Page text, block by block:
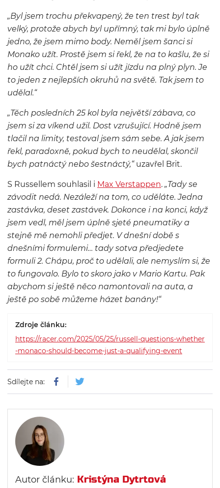
„Byl jsem trochu překvapený, že ten trest byl tak
velký, protože abych byl upřímný, tak mi bylo úplně
jedno, že jsem mimo body. Neměl jsem šanci si
Monako užít. Prostě jsem si řekl, že na to kašlu, že si
ho užít chci. Chtěl jsem si užít jízdu na plný plyn. Je
to jeden z nejlepších okruhů na světě. Tak jsem to
udělal.“
„Těch posledních 25 kol byla největší zábava, co
jsem si za víkend užil. Dost vzrušující. Hodně jsem
tlačil na limity, testoval jsem sám sebe. A jak jsem
řekl, paradoxně, pokud bych to neudělal, skončil
bych patnáctý nebo šestnáctý,“ uzavřel Brit.
S Russellem souhlasil i Max Verstappen. „Tady se
závodit nedá. Nezáleží na tom, co uděláte. Jedna
zastávka, deset zastávek. Dokonce i na konci, když
jsem vedl, měl jsem úplně sjeté pneumatiky a
stejně mě nemohli předjet. V dnešní době s
dnešními formulemi… tady sotva předjedete
formuli 2. Chápu, proč to udělali, ale nemyslím si, že
to fungovalo. Bylo to skoro jako v Mario Kartu. Pak
abychom si ještě něco namontovali na auta, a
ještě po sobě můžeme házet banány!“
Zdroje článku:
https://racer.com/2025/05/25/russell-questions-whether
-monaco-should-become-just-a-qualifying-event
Sdílejte na:
Autor článku: Kristýna Dytrtová